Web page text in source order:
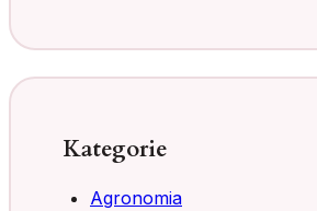
Kategorie
Agronomia